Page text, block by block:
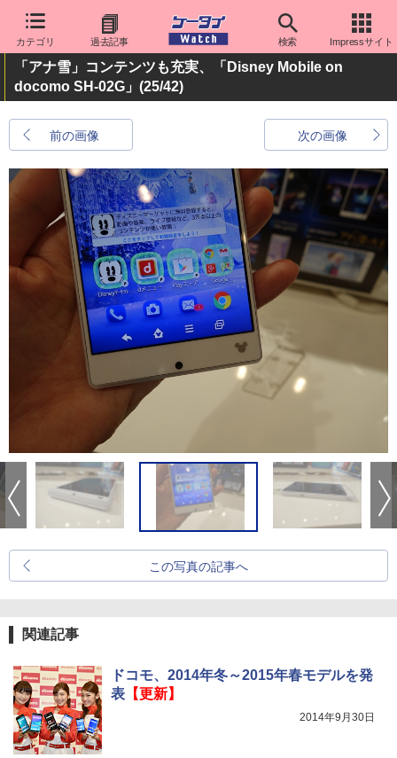
カテゴリ 過去記事 検索 Impressサイト
「アナ雪」コンテンツも充実、「Disney Mobile on
docomo SH-02G」 (25/42)
前の画像 次の画像
この写真の記事へ
関連記事
ドコモ、2014年冬～2015年春モデルを発
表【更新】
2014年9月30日